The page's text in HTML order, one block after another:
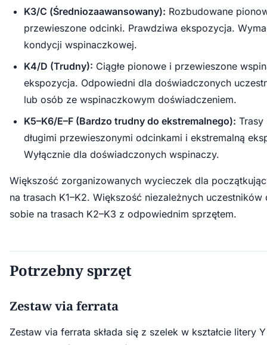
K3/C (Średniozaawansowany): Rozbudowane
przewieszone odcinki. Prawdziwa ekspozycja.
kondycji wspinaczkowej.
K4/D (Trudny): Ciągłe pionowe i przewieszone
ekspozycja. Odpowiedni dla doświadczonych
lub osób ze wspinaczkowym doświadczeniem.
K5–K6/E–F (Bardzo trudny do ekstremalnego): Trasy
długimi przewieszonymi odcinkami i ekstremalną
Wyłącznie dla doświadczonych wspinaczy.
Większość zorganizowanych wycieczek dla
na trasach K1–K2. Większość niezależnych
sobie na trasach K2–K3 z odpowiednim sprzętem.
Potrzebny sprzęt
Zestaw via ferrata
Zestaw via ferrata składa się z szelek w kształcie litery